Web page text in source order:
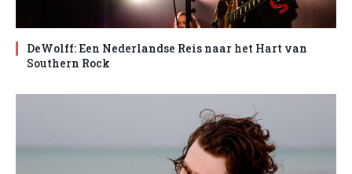
DeWolff: Een Nederlandse Reis naar het Hart van
Southern Rock